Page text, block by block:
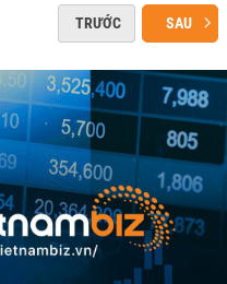
TRƯỚC SAU